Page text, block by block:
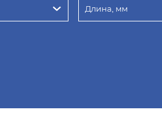
Длина, мм